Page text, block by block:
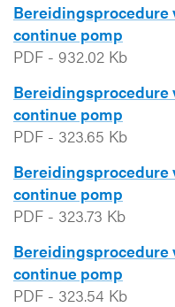
Bereidingsprocedure
continue pomp
PDF - 932.02 Kb
Bereidingsprocedure
continue pomp
PDF - 323.65 Kb
Bereidingsprocedure
continue pomp
PDF - 323.73 Kb
Bereidingsprocedure
continue pomp
PDF - 323.54 Kb